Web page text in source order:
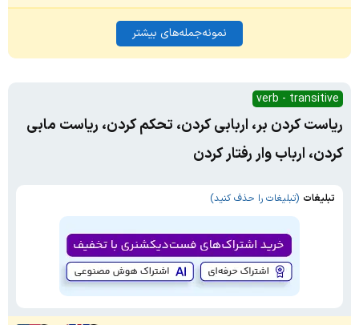
نمونه‌جمله‌های بیشتر
verb - transitive
ریاست کردن بر، اربابی کردن، تحکم کردن، ریاست مابی
کردن، ارباب وار رفتار کردن
تبلیغات (تبلیغات را حذف کنید)